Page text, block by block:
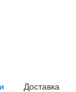
Доставка